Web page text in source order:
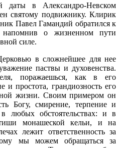
даты в Александро-Невском
святому подвижнику. Клирик
Павел Гамандий обратился к
о жизненном пути
силе.
в сложнейшее для нее
паствы и духовенства.
поражаешься, как в его
и простота, грандиозность его
жизни. Своим примером он
Богу, смирение, терпение и
любых обстоятельствах: и в
монашеской кельи, и на
лежит ответственность за
мы можем обращаться за